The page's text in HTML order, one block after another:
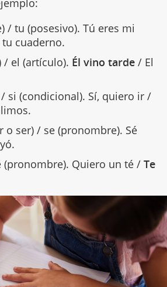
/ tu (posesivo). Tú eres mi
cuaderno.
/ el (artículo). Él vino tarde/ El
si (condicional). Sí, quiero ir /
o ser) / se (pronombre). Sé
(pronombre). Quiero un té / Te